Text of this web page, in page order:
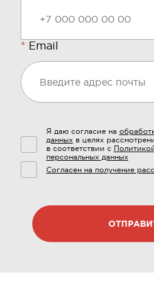
* Email
Я даю согласие на
данныхв целях
в соответствии с
персональных данных
Согласен на получение